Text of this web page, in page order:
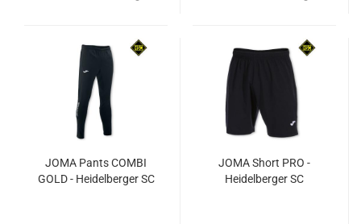
JOMA Pants COMBI
GOLD - Heidelberger SC
JOMA Short PRO -
Heidelberger SC